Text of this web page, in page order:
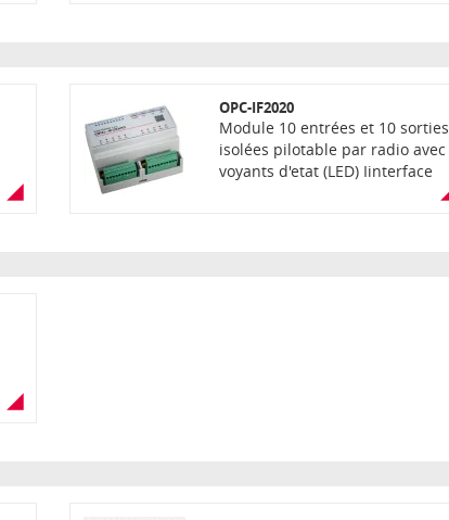
OPC-IF2020
Module 10 entrées et 10 sorties
isolées pilotable par radio avec
voyants d'etat (LED) Iinterface